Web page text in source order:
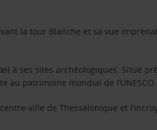
la tour Blanche et sa vue
ses sites archéologiques. Situé
au patrimoine mondial de l’UNESCO.
ville de Thessalonique et